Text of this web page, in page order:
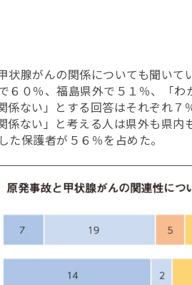
状腺がんの関係についても聞いて
６０％、福島県外で５１％、「
係ない」とする回答はそれぞれ
係ない」と考える人は県外も県
保護者が５６％を占めた。